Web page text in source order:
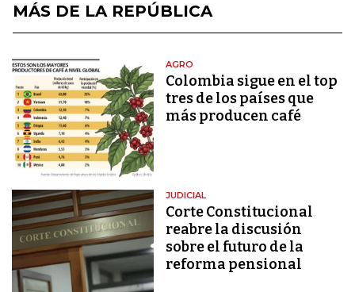
MÁS DE LA REPÚBLICA
AGRO
Colombia sigue en el top
tres de los países que
más producen café
JUDICIAL
Corte Constitucional
reabre la discusión
sobre el futuro de la
reforma pensional